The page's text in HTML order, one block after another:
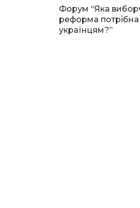
Форум “Яка
реформа потрібна
українцям?”